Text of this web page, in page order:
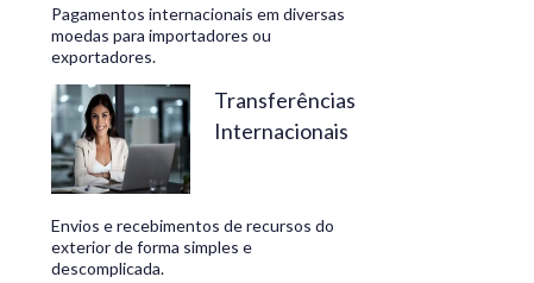
Bank,
negócios
rentáveis
Pagamentos internacionais em diversas
moedas para importadores ou
exportadores.
Transferências
Internacionais
Envios e recebimentos de recursos do
exterior de forma simples e
descomplicada.